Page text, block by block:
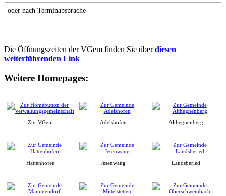
oder nach Terminabsprache
Die Öffnungszeiten der VGem finden Sie überdiesen
weiterführenden Link
Weitere Homepages:
Zur VGem Adelshofen Althegnenberg
Hattenhofen Jesenwang Landsberied